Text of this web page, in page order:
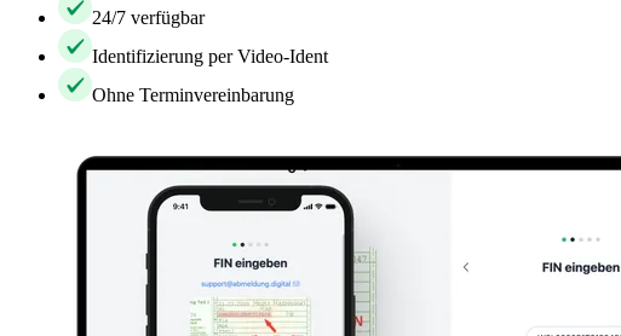
24/7 verfügbar
Identifizierung per Video-Ident
Ohne Terminvereinbarung